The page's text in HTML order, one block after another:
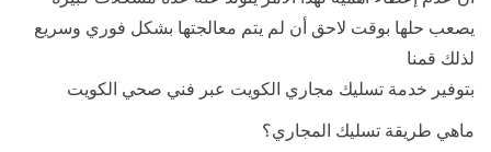
يصعب حلها بوقت لاحق أن لم يتم معالجتها بشكل فوري وسريع
لذلك قمنا
بتوفير خدمة تسليك مجاري الكويت عبر فني صحي الكويت
ماهي طريقة تسليك المجاري؟